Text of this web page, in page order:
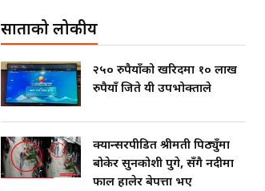
शुक्रबार, साउन ८, २०८३
साताको लोकप्रीय
२५० रुपैयाँको खरिदमा १० लाख
रुपैयाँ जिते यी उपभोक्ताले
क्यान्सरपीडित श्रीमती पिठ्युँमा
बोकेर सुनकोशी पुगे, सँगै नदीमा
फाल हालेर बेपत्ता भए